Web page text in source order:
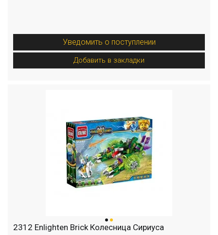
Уведомить о поступлении
Добавить в закладки
2312 Enlighten Brick Колесница Сириуса